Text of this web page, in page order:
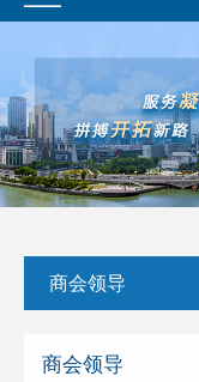
商会领导
商会领导